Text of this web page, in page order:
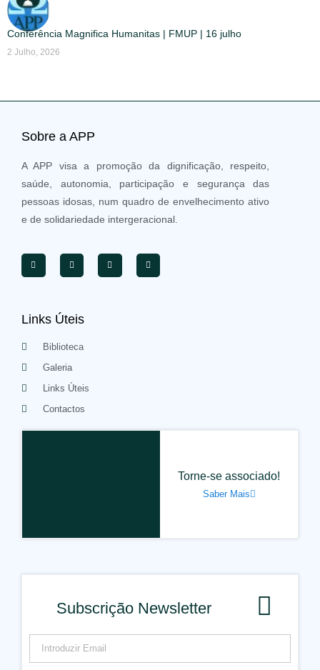
Conferência Magnifica Humanitas | FMUP | 16 julho
2 Julho, 2026
Sobre a APP
A APP visa a promoção da dignificação, respeito,
saúde, autonomia, participação e segurança das
pessoas idosas, num quadro de envelhecimento ativo
e de solidariedade intergeracional.
Links Úteis
Biblioteca
Galeria
Links Úteis
Contactos
Torne-se associado!
Saber Mais
Subscrição Newsletter